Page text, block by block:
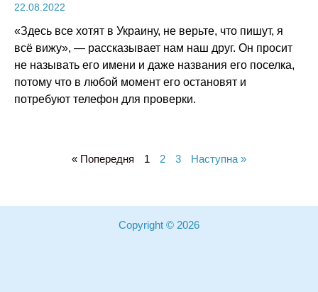
22.08.2022
«Здесь все хотят в Украину, не верьте, что пишут, я
всё вижу», — рассказывает нам наш друг. Он просит
не называть его имени и даже названия его поселка,
потому что в любой момент его остановят и
потребуют телефон для проверки.
« Попередня 1 2 3 Наступна »
Copyright © 2026